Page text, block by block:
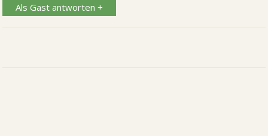
Als Gast antworten +